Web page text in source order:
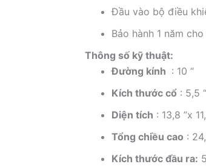
Đầu vào bộ điều
Bảo hành 1 năm
Thông số kỹ thuật:
Đường kính : 10 “
Kích thước cổ : 5,5 “
Diện tích : 13,8 ”x
Tổng chiều cao :
Kích thước đầu ra: